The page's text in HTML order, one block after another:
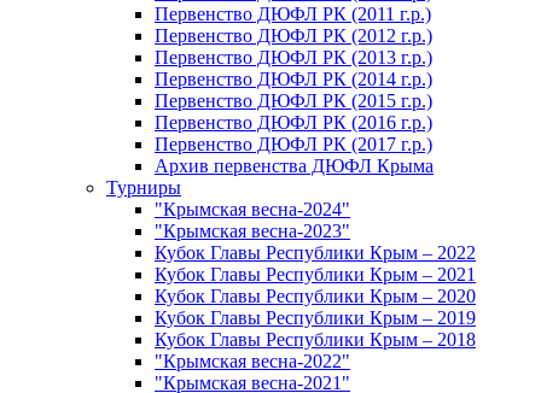
Первенство ДЮФЛ РК (2011 г.р.)
Первенство ДЮФЛ РК (2012 г.р.)
Первенство ДЮФЛ РК (2013 г.р.)
Первенство ДЮФЛ РК (2014 г.р.)
Первенство ДЮФЛ РК (2015 г.р.)
Первенство ДЮФЛ РК (2016 г.р.)
Первенство ДЮФЛ РК (2017 г.р.)
Архив первенства ДЮФЛ Крыма
Турниры
"Крымская весна-2024"
"Крымская весна-2023"
Кубок Главы Республики Крым – 2022
Кубок Главы Республики Крым – 2021
Кубок Главы Республики Крым – 2020
Кубок Главы Республики Крым – 2019
Кубок Главы Республики Крым – 2018
"Крымская весна-2022"
"Крымская весна-2021"